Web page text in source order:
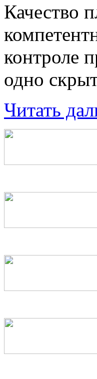
Качество
контроле
одно
Читать